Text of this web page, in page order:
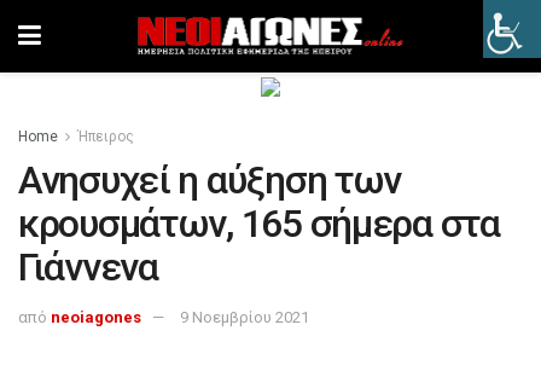
Home Ήπειρος
Ανησυχεί η αύξηση των
κρουσμάτων, 165 σήμερα στα
Γιάννενα
από neoiagones 9 Νοεμβρίου 2021